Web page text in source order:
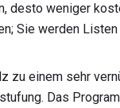
desto weniger
Sie werden Listen
zu einem sehr
Das